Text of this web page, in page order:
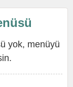
yok, menüyü